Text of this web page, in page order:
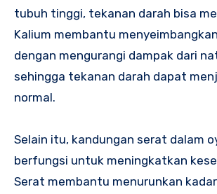
tubuh tinggi, tekanan darah bisa
Kalium membantu
dengan mengurangi dampak dari
sehingga tekanan darah dapat
normal.
Selain itu, kandungan serat dalam
berfungsi untuk meningkatkan
Serat membantu menurunkan